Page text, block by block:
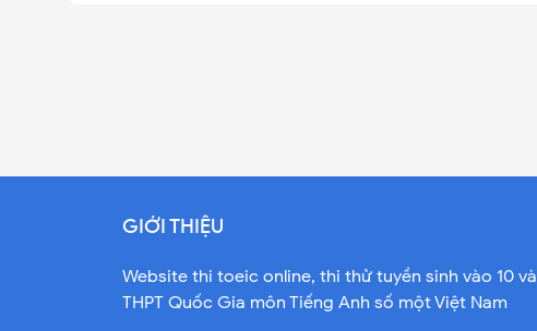
GIỚI THIỆU
Website thi toeic online, thi thử tuyền sinh vào 10 và
THPT Quốc Gia môn Tiếng Anh số một Việt Nam